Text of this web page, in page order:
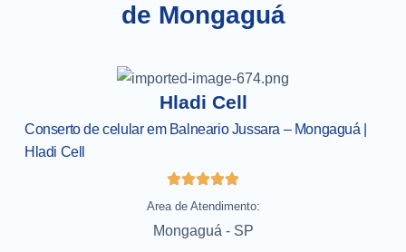
de Mongaguá
Hladi Cell
Conserto de celular em Balneario Jussara – Mongaguá |
Hladi Cell
Area de Atendimento:
Mongaguá - SP